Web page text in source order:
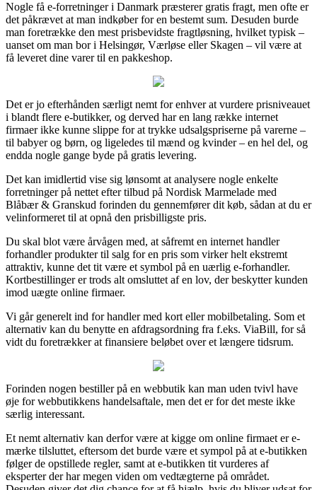
Nogle få e-forretninger i Danmark præsterer gratis fragt, men ofte er
det påkrævet at man indkøber for en bestemt sum. Desuden burde
man foretrække den mest prisbevidste fragtløsning, hvilket typisk –
uanset om man bor i Helsingør, Værløse eller Skagen – vil være at
få leveret dine varer til en pakkeshop.
Det er jo efterhånden særligt nemt for enhver at vurdere prisniveauet
i blandt flere e-butikker, og derved har en lang række internet
firmaer ikke kunne slippe for at trykke udsalgspriserne på varerne –
til babyer og børn, og ligeledes til mænd og kvinder – en hel del, og
endda nogle gange byde på gratis levering.
Det kan imidlertid vise sig lønsomt at analysere nogle enkelte
forretninger på nettet efter tilbud på Nordisk Marmelade med
Blåbær & Granskud forinden du gennemfører dit køb, sådan at du er
velinformeret til at opnå den prisbilligste pris.
Du skal blot være årvågen med, at såfremt en internet handler
forhandler produkter til salg for en pris som virker helt ekstremt
attraktiv, kunne det tit være et symbol på en uærlig e-forhandler.
Kortbestillinger er trods alt omsluttet af en lov, der beskytter kunden
imod uægte online firmaer.
Vi går generelt ind for handler med kort eller mobilbetaling. Som et
alternativ kan du benytte en afdragsordning fra f.eks. ViaBill, for så
vidt du foretrækker at finansiere beløbet over et længere tidsrum.
Forinden nogen bestiller på en webbutik kan man uden tvivl have
øje for webbutikkens handelsaftale, men det er for det meste ikke
særlig interessant.
Et nemt alternativ kan derfor være at kigge om online firmaet er e-
mærke tilsluttet, eftersom det burde være et sympol på at e-butikken
følger de opstillede regler, samt at e-butikken tit vurderes af
eksperter der har megen viden om vedtægterne på området.